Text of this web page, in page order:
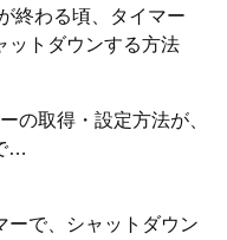
終わる頃、タイマー
ットダウンする方法
の取得・設定方法が、
…
ーで、シャットダウン